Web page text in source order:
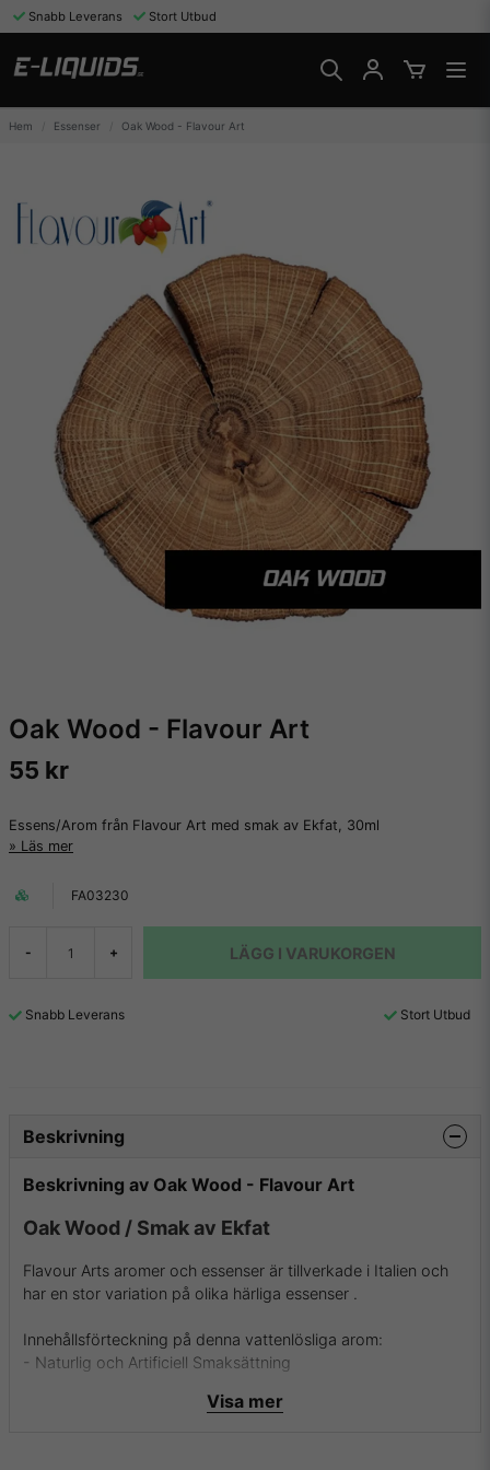
Snabb Leverans Stort Utbud
Hem Essenser Oak Wood - Flavour Art
Oak Wood - Flavour Art
55 kr
Essens/Arom från Flavour Art med smak av Ekfat, 30ml
Läs mer
FA03230
- + LÄGG I VARUKORGEN
Snabb Leverans Stort Utbud
Beskrivning
Beskrivning av Oak Wood - Flavour Art
Oak Wood / Smak av Ekfat
Flavour Arts aromer och essenser är tillverkade i Italien och
har en stor variation på olika härliga essenser .
Innehållsförteckning på denna vattenlösliga arom:
- Naturlig och Artificiell Smaksättning
Visa mer